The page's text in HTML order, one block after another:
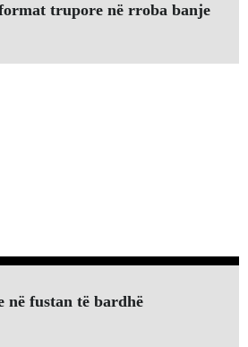
trupore në rroba banje
në fustan të bardhë